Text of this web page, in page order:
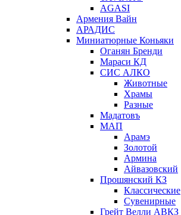
AGASI
Армения Вайн
АРАДИС
Миниатюрные Коньяки
Оганян Бренди
Мараси КД
СИС АЛКО
Животные
Храмы
Разные
Мадатовъ
МАП
Арамэ
Золотой
Армина
Айвазовский
Прошянский КЗ
Классические
Сувенирные
Грейт Велли АВКЗ